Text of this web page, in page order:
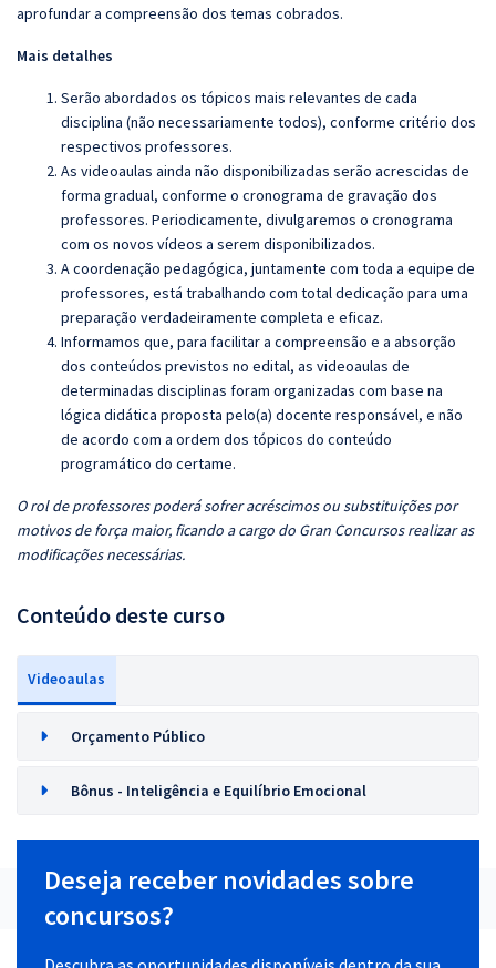
aprofundar a compreensão dos temas cobrados.
Mais detalhes
Serão abordados os tópicos mais relevantes de cada
disciplina (não necessariamente todos), conforme critério dos
respectivos professores.
As videoaulas ainda não disponibilizadas serão acrescidas de
forma gradual, conforme o cronograma de gravação dos
professores. Periodicamente, divulgaremos o cronograma
com os novos vídeos a serem disponibilizados.
A coordenação pedagógica, juntamente com toda a equipe de
professores, está trabalhando com total dedicação para uma
preparação verdadeiramente completa e eficaz.
Informamos que, para facilitar a compreensão e a absorção
dos conteúdos previstos no edital, as videoaulas de
determinadas disciplinas foram organizadas com base na
lógica didática proposta pelo(a) docente responsável, e não
de acordo com a ordem dos tópicos do conteúdo
programático do certame.
O rol de professores poderá sofrer acréscimos ou substituições por
motivos de força maior, ficando a cargo do Gran Concursos realizar as
modificações necessárias.
Conteúdo deste curso
Videoaulas
Orçamento Público
Bônus - Inteligência e Equilíbrio Emocional
Deseja receber novidades sobre
concursos?